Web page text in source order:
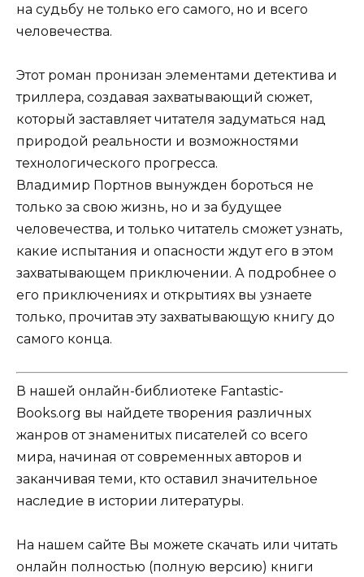
на судьбу не только его самого, но и всего
человечества.
Этот роман пронизан элементами детектива и
триллера, создавая захватывающий сюжет,
который заставляет читателя задуматься над
природой реальности и возможностями
технологического прогресса.
Владимир Портнов вынужден бороться не
только за свою жизнь, но и за будущее
человечества, и только читатель сможет узнать,
какие испытания и опасности ждут его в этом
захватывающем приключении. А подробнее о
его приключениях и открытиях вы узнаете
только, прочитав эту захватывающую книгу до
самого конца.
В нашей онлайн-библиотеке Fantastic-
Books.org вы найдете творения различных
жанров от знаменитых писателей со всего
мира, начиная от современных авторов и
заканчивая теми, кто оставил значительное
наследие в истории литературы.
На нашем сайте Вы можете скачать или читать
онлайн полностью (полную версию) книги